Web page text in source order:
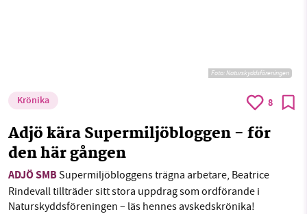
Foto: Naturskyddsföreningen
Krönika 8
Adjö kära Supermiljöbloggen - för
den här gången
ADJÖ SMBSupermiljöbloggens trägna arbetare, Beatrice
Rindevall tillträder sitt stora uppdrag som ordförande i
Naturskyddsföreningen – läs hennes avskedskrönika!